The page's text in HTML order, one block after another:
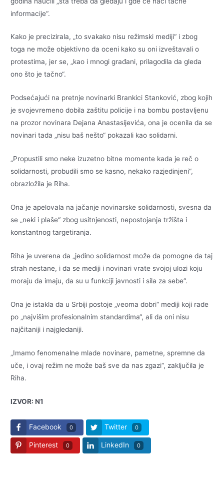
informacije“.
Kako je precizirala, „to svakako nisu režimski mediji“ i zbog
toga ne može objektivno da oceni kako su oni izveštavali o
protestima, jer se, „kao i mnogi građani, prilagodila da gleda
ono što je tačno“.
Podsećajući na pretnje novinarki Brankici Stanković, zbog kojih
je svojevremeno dobila zaštitu policije i na bombu postavljenu
na prozor novinara Dejana Anastasijevića, ona je ocenila da se
novinari tada „nisu baš nešto“ pokazali kao solidarni.
„Propustili smo neke izuzetno bitne momente kada je reč o
solidarnosti, probudili smo se kasno, nekako razjedinjeni“,
obrazložila je Riha.
Ona je apelovala na jačanje novinarske solidarnosti, svesna da
se „neki i plaše“ zbog usitnjenosti, nepostojanja tržišta i
konstantnog targetiranja.
Riha je uverena da „jedino solidarnost može da pomogne da taj
strah nestane, i da se mediji i novinari vrate svojoj ulozi koju
moraju da imaju, da su u funkciji javnosti i sila za sebe“.
Ona je istakla da u Srbiji postoje „veoma dobri“ mediji koji rade
po „najvišim profesionalnim standardima“, ali da oni nisu
najčitaniji i najgledaniji.
„Imamo fenomenalne mlade novinare, pametne, spremne da
uče, i ovaj režim ne može baš sve da nas zgazi“, zaključila je
Riha.
IZVOR: N1
Facebook 0 Twitter 0
Pinterest 0 LinkedIn 0